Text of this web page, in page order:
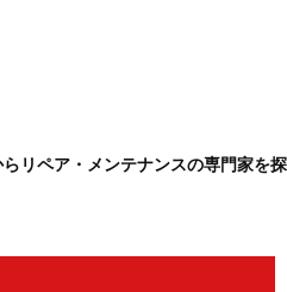
リペア・メンテナンスの専門家を探